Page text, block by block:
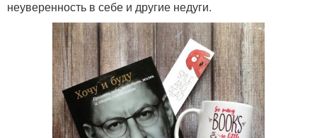
неуверенность в себе и другие недуги.